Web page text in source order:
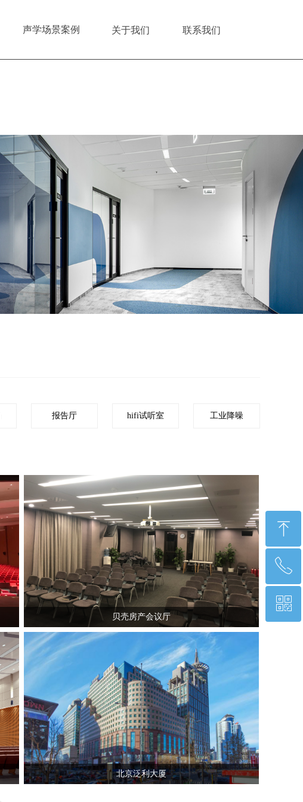
声学场景案例 关于我们 联系我们
报告厅 hifi试听室 工业降噪
贝壳房产会议厅
北京泛利大厦
ꁸ
回到顶部
ꂅ
18601143851
ꀥ